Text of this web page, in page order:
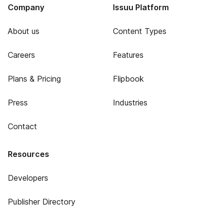
Company
About us
Careers
Plans & Pricing
Press
Contact
Issuu Platform
Content Types
Features
Flipbook
Industries
Resources
Developers
Publisher Directory